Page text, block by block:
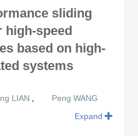
sliding
high-speed
based on high-
systems
LIAN ,
Peng WANG
Expand